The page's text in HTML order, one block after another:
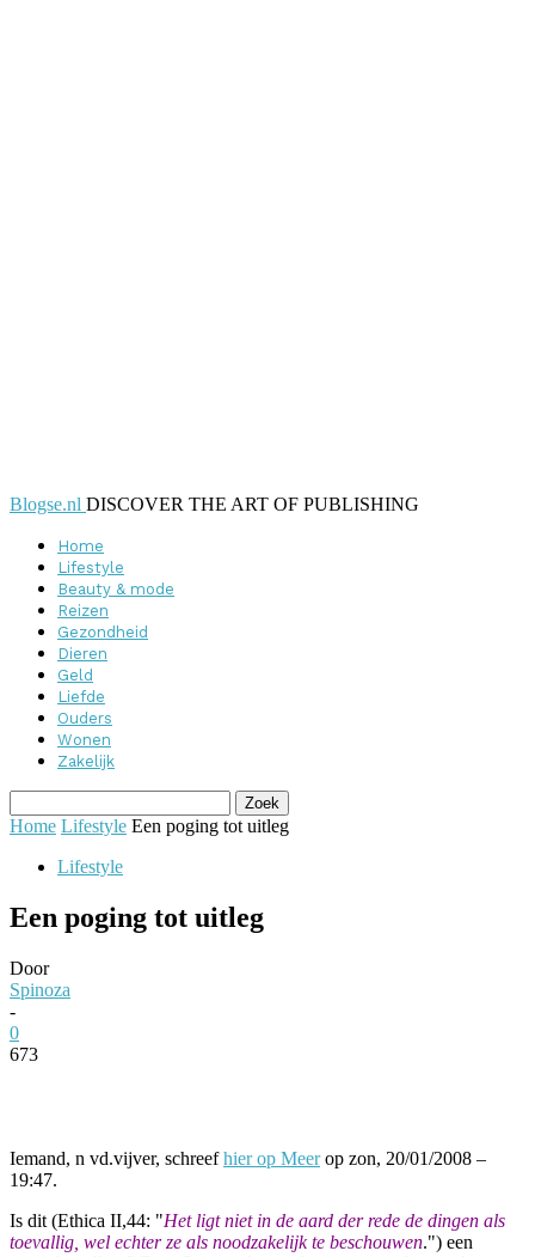
Blogse.nl DISCOVER THE ART OF PUBLISHING
Home
Lifestyle
Beauty & mode
Reizen
Gezondheid
Dieren
Geld
Liefde
Ouders
Wonen
Zakelijk
Home Lifestyle Een poging tot uitleg
Lifestyle
Een poging tot uitleg
Door
Spinoza
-
0
673
Iemand, n vd.vijver, schreefhier op Meerop zon, 20/01/2008 –
19:47.
Is dit (Ethica II,44: "Het ligt niet in de aard der rede de dingen als
toevallig, wel echter ze als noodzakelijk te beschouwen.") een